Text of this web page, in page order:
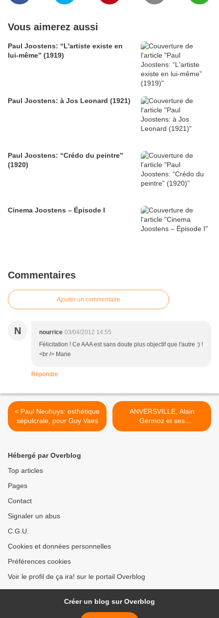
Vous aimerez aussi
Paul Joostens: “L'artiste existe en
lui-même” (1919)
Paul Joostens: à Jos Leonard (1921)
Paul Joostens: “Crédo du peintre”
(1920)
Cinema Joostens – Épisode I
Commentaires
Ajouter un commentaire
N nourrice 03/04/2012 14:55
Félicitation ! Ce AAA est sans doute plus objectif que l'autre :) !
<br /> Marie
Répondre
< Paul Neuhuys: esthétique
sépulcrale, pour Guy Vaes
ANVERSVILLE, Alain
Germoz et ses
« scromphales » ; Johan
Hébergé par Overblog
Top articles
Pages
Contact
Signaler un abus
C.G.U.
Cookies et données personnelles
Préférences cookies
Voir le profil de ça ira! sur le portail Overblog
Créer un blog sur Overblog